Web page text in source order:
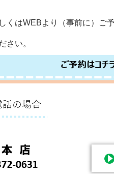
くはWEBより（事前に）ご
さい。